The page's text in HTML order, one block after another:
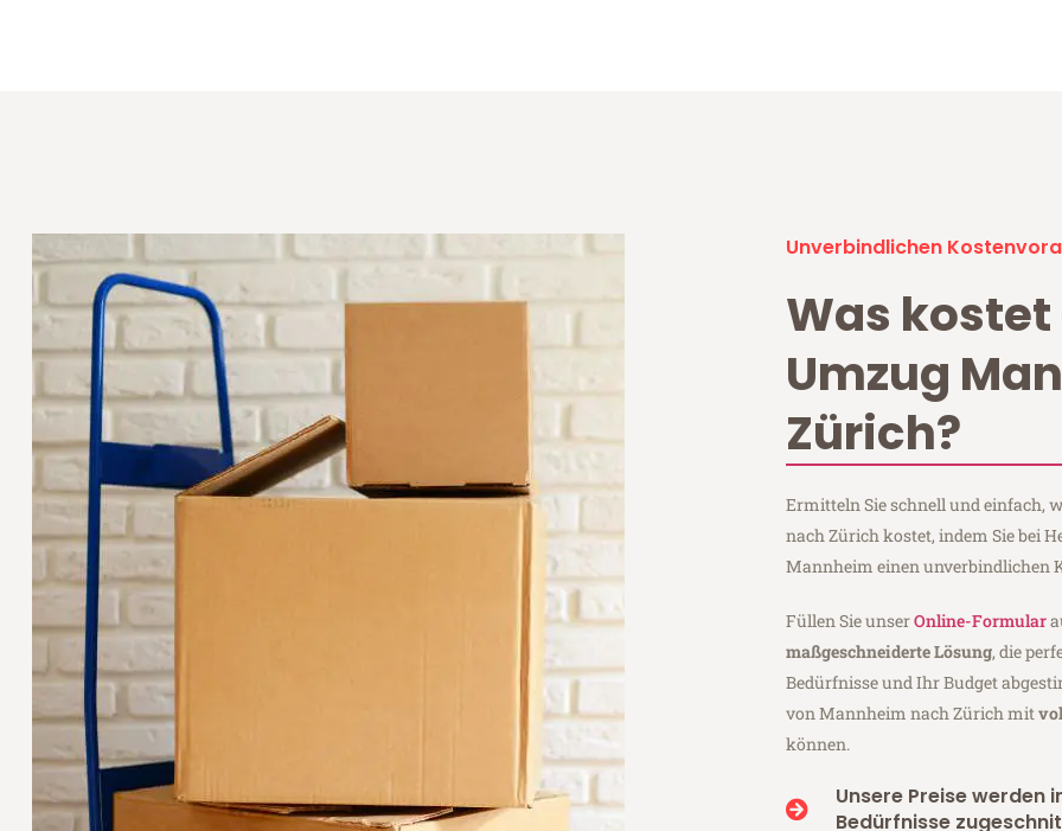
Unverbindlichen
Was kostet
Umzug
Zürich?
Ermitteln Sie schnell und einfach,
nach Zürich kostet, indem Sie bei
Mannheim einen unverbindlichen
Füllen Sie unserOnline-Formular
maßgeschneiderte Lösung, die
Bedürfnisse und Ihr Budget
von Mannheim nach Zürich mit
können.
Unsere Preise werden
Bedürfnisse